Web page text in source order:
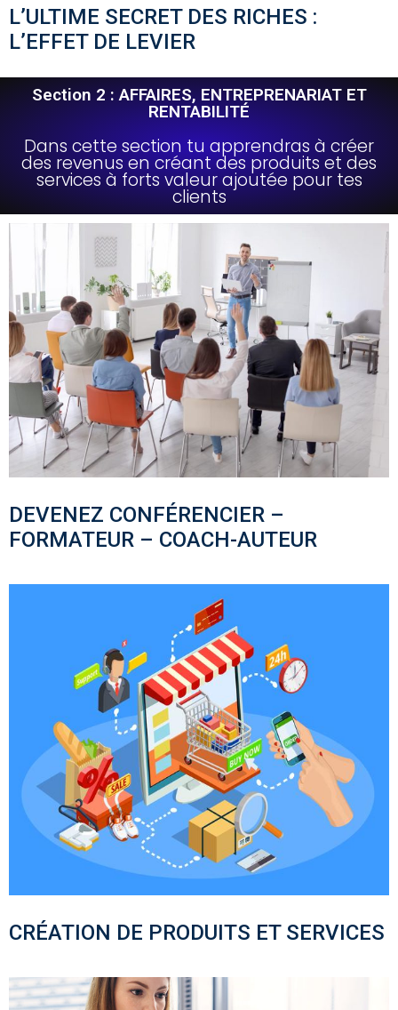
L’ULTIME SECRET DES RICHES :
L’EFFET DE LEVIER
Section 2 : AFFAIRES, ENTREPRENARIAT ET
RENTABILITÉ
Dans cette section tu apprendras à créer
des revenus en créant des produits et des
services à forts valeur ajoutée pour tes
clients
DEVENEZ CONFÉRENCIER –
FORMATEUR – COACH-AUTEUR
CRÉATION DE PRODUITS ET SERVICES